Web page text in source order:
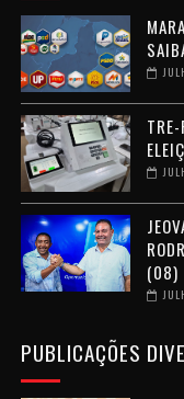
(08)
PUBLICAÇÕES